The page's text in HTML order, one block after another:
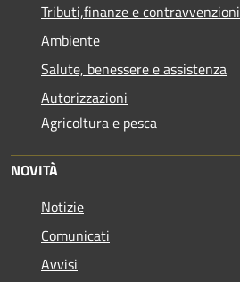
Tributi,finanze e contravvenzioni
Ambiente
Salute, benessere e assistenza
Autorizzazioni
Agricoltura e pesca
NOVITÀ
Notizie
Comunicati
Avvisi